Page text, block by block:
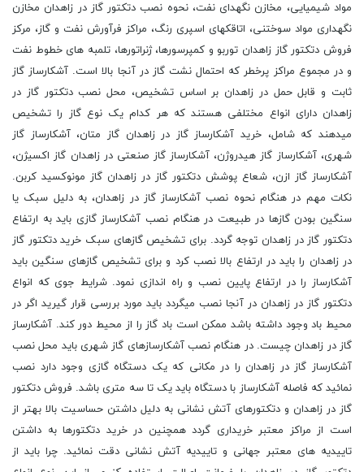
مواد شیمیایی، مخازن نگهدای نفت، نحوه نصب دتکتور گاز در زاهدان مخازن
نگهداری مواد سوختنی، اتاقکهای اسپری رنگ، مراکز فرآورش نفت و گاز، مرکز
فروش دتکتور گاز زاهدان توربو و کمپرسورها، ژنراتورها، تلمبه های خطوط نفت
و در مجموع مراکز پرخطر که احتمال نشت گاز در آنجا بالا است. آشکارساز گاز
ثابت و قابل حمل در زاهدان بر اساس تشخیص، محل نصب دتکتور گاز در
زاهدان دارای انواع مختلفی هستند که هر کدام یک نوع گاز را تشخیص
میدهند که شامل، خرید آشکارساز گاز در زاهدان گاز متان، آشکارساز گاز
شهری، آشکارساز گاز هیدروژن، آشکارساز گاز صنعتی در زاهدان گاز اکسیژن،
آشکارساز گاز ازن، شعاع پوشش دتکتور گاز در زاهدان گاز مونوکسید کربن.
نکات مهم در هنگام نحوه نصب آشکارساز گاز در زاهدان، به دلیل سبک یا
سنگین بودن گازها در طبیعت در هنگام نصب آشکارساز گازی باید به ارتفاع
دتکتور گاز در زاهدان توجه گردد. برای تشخیص گازهای سبک خرید دتکتور گاز
در زاهدان را باید در ارتفاع بالا نصب کرد و برای تشخیص گازهای سنگین باید
آشکارساز را در ارتفاع پایین نصب و راه اندازی نمود. شرایط جوی که انواع
دتکتور گاز در زاهدان در آنجا نصب میگردد باید مورد بررسی قرار گیرید اگر در
محیط باد وجود داشته باشد ممکن است باد گاز را از محیط دور کند. آشکارساز
گاز در زاهدان چیست. در هنگام نصب آشکارسازهای گاز شهری باید محل نصب
آشکارساز گاز در زاهدان را در مکانی که یک دستگاه گازی وجود دارد نصب
نمائید که فاصله آشکارساز با دستگاه باید یک تا سه متری باشد. فروش دتکتور
گاز در زاهدان و دتکتورهای آتش نشانی به دلیل داشتن حساسیت بالا بهتر از
است از مراکز معتبر خریداری گردد همچنین در خرید دتکتورها به داشتن
تاییدیه های معتبر جهانی و تاییدیه آتش نشانی دقت نمائید. چرا باید از